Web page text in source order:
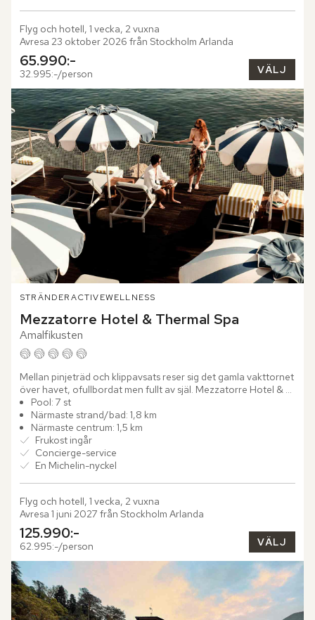
Flyg och hotell, 1 vecka, 2 vuxna
Avresa 23 oktober 2026 från Stockholm Arlanda
65.990:-
32.995:-/person VÄLJ
STRÄNDERACTIVEWELLNESS
Mezzatorre Hotel & Thermal Spa
Amalfikusten
Mellan pinjeträd och klippavsats reser sig det gamla vakttornet
över havet, ofullbordat men fullt av själ. Mezzatorre Hotel &
Thermal Spa blickar ut över Neapelbukten från sin...
Pool: 7 st
Närmaste strand/bad: 1,8 km
Närmaste centrum: 1,5 km
Frukost ingår
Concierge-service
En Michelin-nyckel
Flyg och hotell, 1 vecka, 2 vuxna
Avresa 1 juni 2027 från Stockholm Arlanda
125.990:-
62.995:-/person VÄLJ